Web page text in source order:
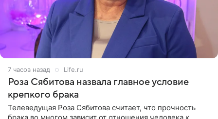
7 часов назад Life.ru
Роза Сябитова назвала главное условие
крепкого брака
Телеведущая Роза Сябитова считает, что прочность